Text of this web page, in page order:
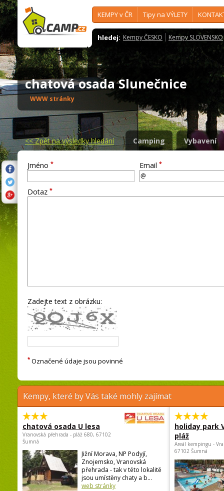
KEMPY v ČR Tipy na VÝLETY
hledej: Kempy ČESKO Kempy SLOVENSKO
chatová osada Slunečnice
WWW stránky
<<Zpět na výsledky hledání Camping Vybavení
Jméno * Email *
Dotaz *
Zadejte text z obrázku:
* Označené údaje jsou povinné
Kempy, které by Vás také mohly zajímat
chatová osada U lesa
Vranovská přehrada - pláž 680, 67102
Šumná
Jižní Morava, NP Podyjí,
Znojemsko, Vranovská
přehrada - tak v této lokalitě
jsou umístěny chaty a b...
web stránky
holiday park
pláž
Areál kempingu -
67102 Šumná